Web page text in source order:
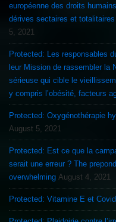
européenne des droits
dérives sectaires et
5, 2021
Protected: Les responsables
leur Mission de rassembler la
sérieuse qui cible le
y compris l’obésité, facteurs
Protected: Oxygénothérapie
August 5, 2021
Protected: Est ce que la
serait une erreur ? The
overwhelming August 4, 2021
Protected: Vitamine E et